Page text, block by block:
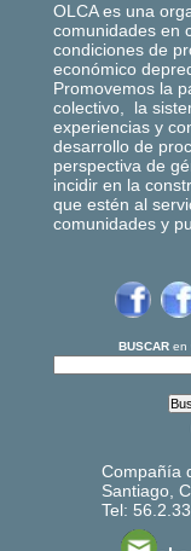
OLCA es una
comunidades en
condiciones de
económico
Promovemos la
colectivo, la
experiencias y
desarrollo de
perspectiva de
incidir en la
que estén al
comunidades y
BUSCAR en
Compañía
Santiago,
Tel: